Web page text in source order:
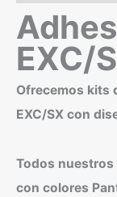
cantidad
EXC/
Ofrecemos kits
EXC/SX con
Todos
con colores